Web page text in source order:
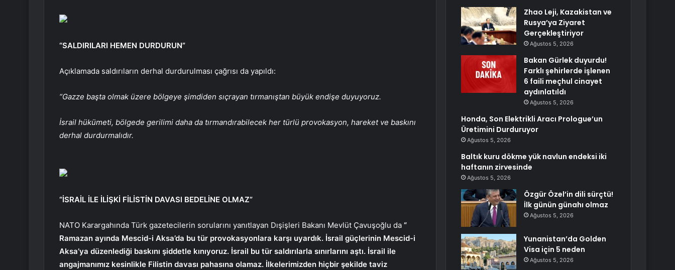
“SALDIRILARI HEMEN DURDURUN”
Açıklamada saldırıların derhal durdurulması çağrısı da yapıldı:
“Gazze başta olmak üzere bölgeye şimdiden sıçrayan tırmanıştan büyük endişe duyuyoruz.
İsrail hükümeti, bölgede gerilimi daha da tırmandırabilecek her türlü provokasyon, hareket ve baskını
derhal durdurmalıdır.
“İSRAİL İLE İLİŞKİ FİLİSTİN DAVASI BEDELİNE OLMAZ”
NATO Karargahında Türk gazetecilerin sorularını yanıtlayan Dışişleri Bakanı Mevlüt Çavuşoğlu da “
Ramazan ayında Mescid-i Aksa’da bu tür provokasyonlara karşı uyardık. İsrail güçlerinin Mescid-i
Aksa’ya düzenlediği baskını şiddetle kınıyoruz. İsrail bu tür saldırılarla sınırlarını aştı. İsrail ile
angajmanımız kesinlikle Filistin davası pahasına olamaz. İlkelerimizden hiçbir şekilde taviz
Zhao Leji, Kazakistan ve
Rusya’ya Ziyaret
Gerçekleştiriyor
Ağustos 5, 2026
Bakan Gürlek duyurdu!
Farklı şehirlerde işlenen
6 faili meçhul cinayet
aydınlatıldı
Ağustos 5, 2026
Honda, Son Elektrikli Aracı Prologue’un
Üretimini Durduruyor
Ağustos 5, 2026
Baltık kuru dökme yük navlun endeksi iki
haftanın zirvesinde
Ağustos 5, 2026
Özgür Özel’in dili sürçtü!
İlk günün günahı olmaz
Ağustos 5, 2026
Yunanistan’da Golden
Visa için 5 neden
Ağustos 5, 2026